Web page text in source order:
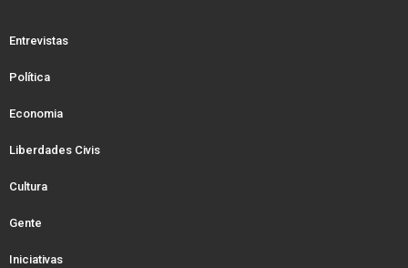
Entrevistas
Política
Economia
Liberdades Civis
Cultura
Gente
Iniciativas